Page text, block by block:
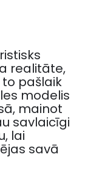
realitāte,
pašlaik
modelis
mainot
savlaicīgi
lai
savā